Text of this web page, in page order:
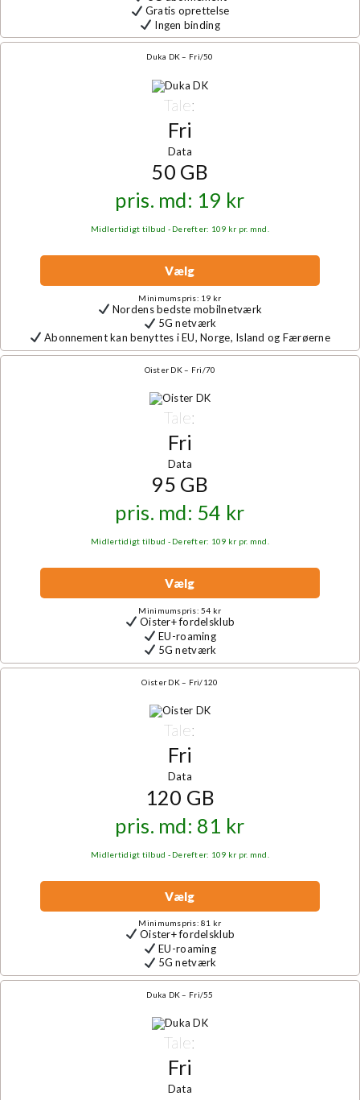
Gratis oprettelse
Ingen binding
Duka DK – Fri/50
Tale:
Fri
Data
50 GB
pris. md: 19 kr
Midlertidigt tilbud - Derefter: 109 kr pr. mnd.
Vælg
Minimumspris: 19 kr
Nordens bedste mobilnetværk
5G netværk
Abonnement kan benyttes i EU, Norge, Island og Færøerne
Oister DK – Fri/70
Tale:
Fri
Data
95 GB
pris. md: 54 kr
Midlertidigt tilbud - Derefter: 109 kr pr. mnd.
Vælg
Minimumspris: 54 kr
Oister+ fordelsklub
EU-roaming
5G netværk
Oister DK – Fri/120
Tale:
Fri
Data
120 GB
pris. md: 81 kr
Midlertidigt tilbud - Derefter: 109 kr pr. mnd.
Vælg
Minimumspris: 81 kr
Oister+ fordelsklub
EU-roaming
5G netværk
Duka DK – Fri/55
Tale:
Fri
Data